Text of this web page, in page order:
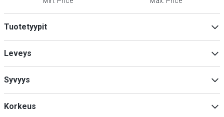
Tuotetyypit
Pöytähopea
Leveys
Syvyys
Korkeus